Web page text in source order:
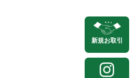
新規お取引